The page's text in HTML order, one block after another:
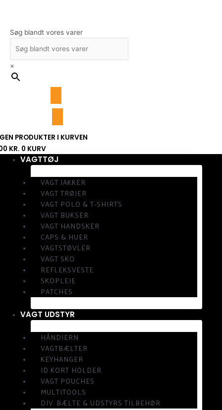
Søg blandt vores varer
×
PRODUKTER I KURVEN
KR. 0 KURV
VAGTTØJ
VAGT JAKKER
VAGT TRØJER
VAGT POLO & T-SHIRTS
VAGT BUKSER
VAGT HANDSKER
CAPS & HUER
VAGTSTØVLER
VAGT SKO
REFLEKSVESTE
SKOPLEJE
PATCHES
VAGT UDSTYR
HÅNDJERN
VAGTBÆLTER
KEYHANGER
ID KORT HOLDER
VAGT POUCHES
MULTITOOLS
DIV. BÆLTE & UDSTYRS TILBEHØR